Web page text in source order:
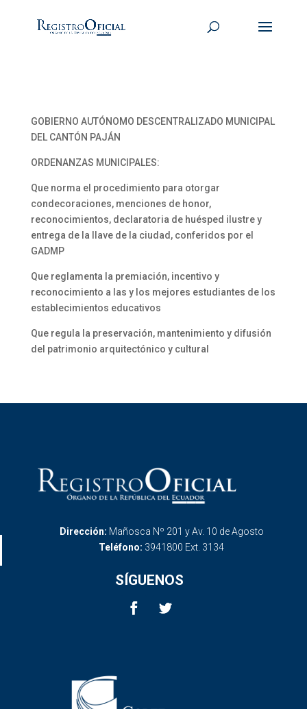
GOBIERNO AUTÓNOMO DESCENTRALIZADO MUNICIPAL
DEL CANTÓN PAJÁN
ORDENANZAS MUNICIPALES:
Que norma el procedimiento para otorgar
condecoraciones, menciones de honor,
reconocimientos, declaratoria de huésped ilustre y
entrega de la llave de la ciudad, conferidos por el
GADMP
Que reglamenta la premiación, incentivo y
reconocimiento a las y los mejores estudiantes de los
establecimientos educativos
Que regula la preservación, mantenimiento y difusión
del patrimonio arquitectónico y cultural
Dirección: Mañosca Nº 201 y Av. 10 de Agosto
Teléfono: 3941800 Ext. 3134
SÍGUENOS